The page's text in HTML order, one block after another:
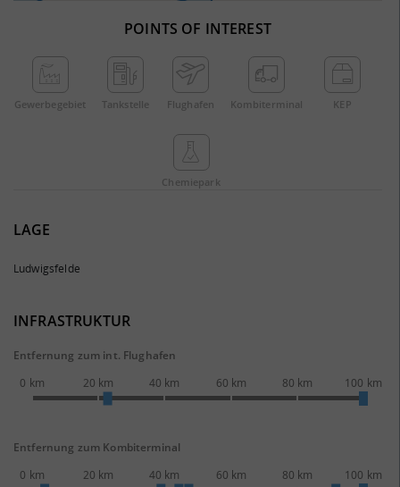
POINTS OF INTEREST
Gewerbe­gebiet Tankstelle Flughafen Kombi­terminal KEP
Chemie­park
LAGE
Ludwigsfelde
INFRASTRUKTUR
Entfernung zum int. Flughafen
0 km
20 km 40 km 60 km 80 km 100 km
Entfernung zum Kombiterminal
0 km
20 km 40 km 60 km 80 km 100 km